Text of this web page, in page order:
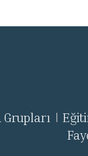
Grupları |